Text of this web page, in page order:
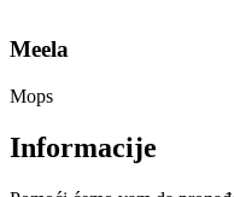
Meela
Mops
Informacije